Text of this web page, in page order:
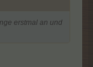
erstmal an und